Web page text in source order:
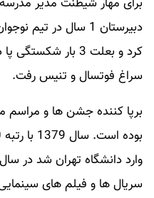
کرد و بعلت 3 بار
سراغ فوتسال و تنیس رفت.
برپا کننده جشن ها و مراسم
سریال ها و فیلم های